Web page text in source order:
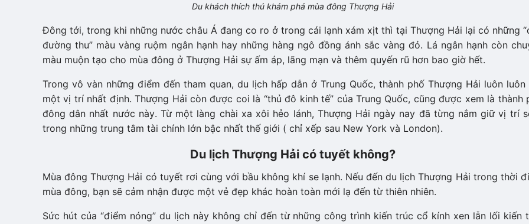
Du khách thích thú khám phá mùa đông Thượng Hải
Đông tới, trong khi những nước châu Á đang co ro ở trong cái lạnh xám xịt thì tại Thượng Hải lại có những
đường thu” màu vàng ruộm ngân hạnh hay những hàng ngô đồng ánh sắc vàng đỏ. Lá ngân hạnh còn
màu muộn tạo cho mùa đông ở Thượng Hải sự ấm áp, lãng mạn và thêm quyến rũ hơn bao giờ hết.
Trong vô vàn những điểm đến tham quan, du lịch hấp dẫn ở Trung Quốc, thành phố Thượng Hải luôn luôn
một vị trí nhất định. Thượng Hải còn được coi là “thủ đô kinh tế” của Trung Quốc, cũng được xem là thành
đông dân nhất nước này. Từ một làng chài xa xôi hẻo lánh, Thượng Hải ngày nay đã từng nắm giữ vị trí
trong những trung tâm tài chính lớn bậc nhất thế giới ( chỉ xếp sau New York và London).
Du lịch Thượng Hải có tuyết không?
Mùa đông Thượng Hải có tuyết rơi cùng với bầu không khí se lạnh. Nếu đến du lịch Thượng Hải trong thời
mùa đông, bạn sẽ cảm nhận được một vẻ đẹp khác hoàn toàn mới lạ đến từ thiên nhiên.
Sức hút của “điểm nóng” du lịch này không chỉ đến từ những công trình kiến trúc cổ kính xen lẫn lối kiến